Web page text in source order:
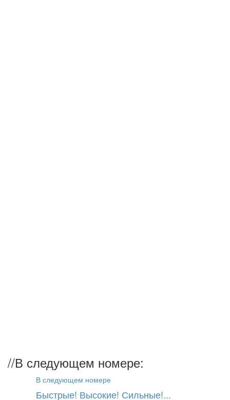
//В следующем номере:
В следующем номере
Быстрые! Высокие! Сильные!...